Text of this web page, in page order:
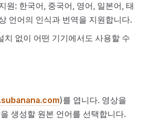
원: 한국어, 중국어, 영어, 일본어, 태
언어의 인식과 번역을 지원합니다.
치 없이 어떤 기기에서도 사용할 수
)를 엽니다. 영상을
생성할 원본 언어를 선택합니다.